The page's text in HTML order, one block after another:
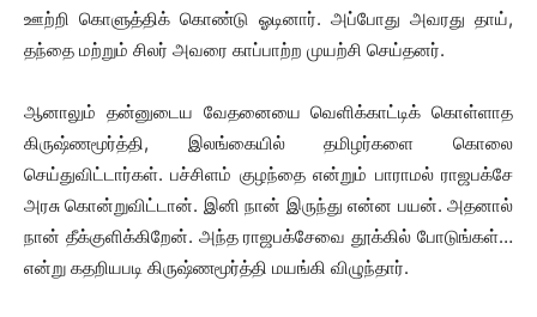
ஊற்றி கொளுத்திக் கொண்டு ஓடினார். அப்போது அவரது தாய்,
தந்தை மற்றும் சிலர் அவரை காப்பாற்ற முயற்சி செய்தனர்.
ஆனாலும் தன்னுடைய வேதனையை வெளிக்காட்டிக் கொள்ளாத
கிருஷ்ணமூர்த்தி, இலங்கையில் தமிழர்களை கொலை
செய்துவிட்டார்கள். பச்சிளம் குழந்தை என்றும் பாராமல் ராஜபக்சே
அரசு கொன்றுவிட்டான். இனி நான் இருந்து என்ன பயன். அதனால்
நான் தீக்குளிக்கிறேன். அந்த ராஜபக்சேவை தூக்கில் போடுங்கள்…
என்று கதறியபடி கிருஷ்ணமூர்த்தி மயங்கி விழுந்தார்.